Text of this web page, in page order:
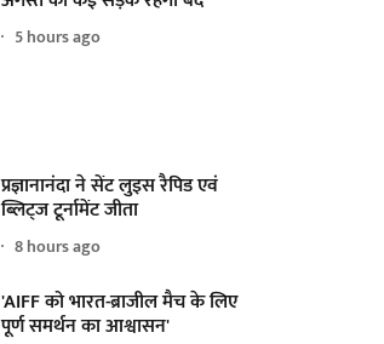
5 hours ago
प्रज्ञानानंदा ने सेंट लुइस रैपिड एवं
ब्लिट्ज टूर्नामेंट जीता
8 hours ago
'AIFF को भारत-ब्राजील मैच के लिए
पूर्ण समर्थन का आश्वासन'